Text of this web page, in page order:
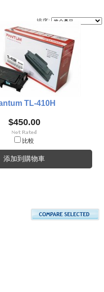
排序:
TL-410H
$450.00
比較
添加到購物車